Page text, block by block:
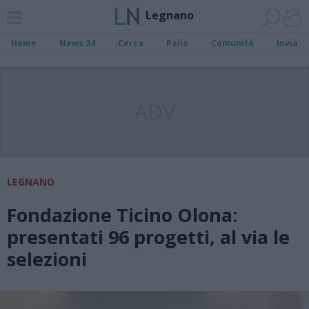
Legnano
Home News 24 Cerca Palio Comunità Invia
LEGNANO
Fondazione Ticino Olona:
presentati 96 progetti, al via le
selezioni